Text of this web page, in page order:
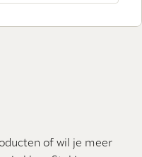
of wil je meer